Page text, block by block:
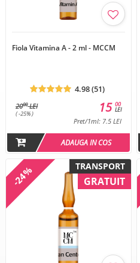
Fiola Vitamina A - 2 ml - MCCM
4.98 (51)
2000LEI
( -25% )
00
LEI
15
Pret/1ml: 7.5 LEI
ADAUGA IN COS
TRANSPORT
GRATUIT
-24%